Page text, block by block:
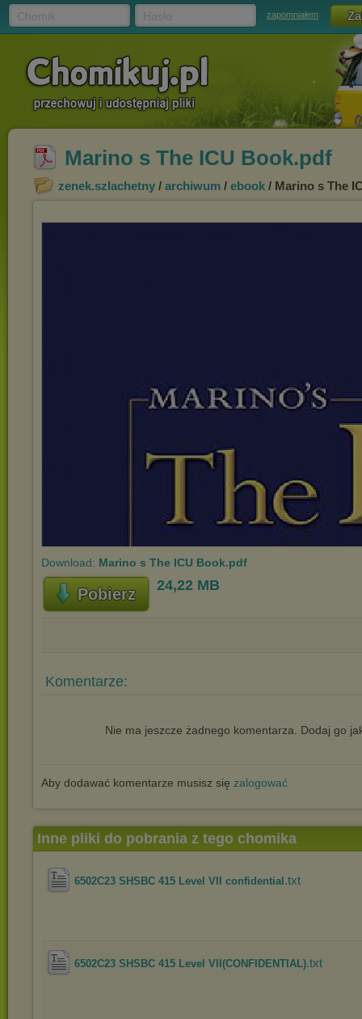
zapomniałem
Marino s The ICU Book.pdf
zenek.szlachetny / archiwum / ebook / Marino s The
Download: Marino s The ICU Book.pdf
Pobierz 24,22 MB
Komentarze:
Nie ma jeszcze żadnego komentarza. Dodaj go
Aby dodawać komentarze musisz się zalogować
Inne pliki do pobrania z tego chomika
6502C23 SHSBC 415 Level VII confidential .txt
6502C23 SHSBC 415 Level VII(CONFIDENTIAL).txt